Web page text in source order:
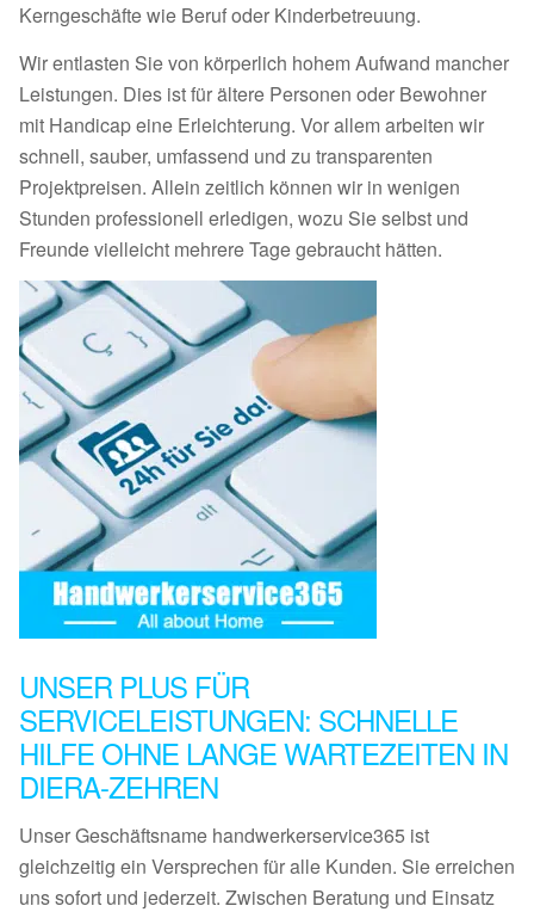
Kerngeschäfte wie Beruf oder Kinderbetreuung.
Wir entlasten Sie von körperlich hohem Aufwand mancher
Leistungen. Dies ist für ältere Personen oder Bewohner
mit Handicap eine Erleichterung. Vor allem arbeiten wir
schnell, sauber, umfassend und zu transparenten
Projektpreisen. Allein zeitlich können wir in wenigen
Stunden professionell erledigen, wozu Sie selbst und
Freunde vielleicht mehrere Tage gebraucht hätten.
UNSER PLUS FÜR
SERVICELEISTUNGEN: SCHNELLE
HILFE OHNE LANGE WARTEZEITEN IN
DIERA-ZEHREN
Unser Geschäftsname handwerkerservice365 ist
gleichzeitig ein Versprechen für alle Kunden. Sie erreichen
uns sofort und jederzeit. Zwischen Beratung und Einsatz